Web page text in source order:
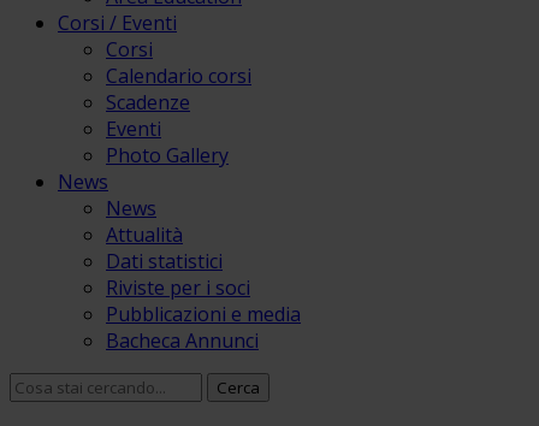
Corsi / Eventi
Corsi
Calendario corsi
Scadenze
Eventi
Photo Gallery
News
News
Attualità
Dati statistici
Riviste per i soci
Pubblicazioni e media
Bacheca Annunci